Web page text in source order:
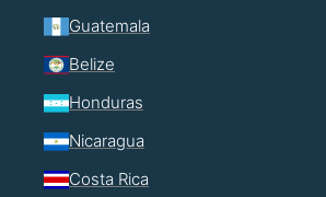
Guatemala
Belize
Honduras
Nicaragua
Costa Rica